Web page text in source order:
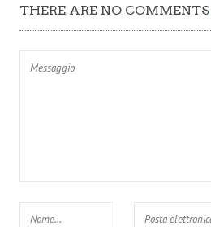
THERE ARE NO COMMENTS